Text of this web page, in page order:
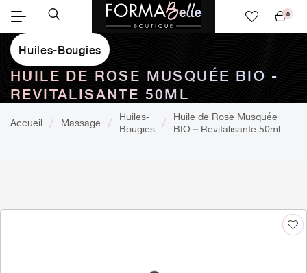
panier
0
Huiles-Bougies
HUILE DE ROSE MUSQUÉE BIO -
REVITALISANTE 50ML
Accueil Massage
Huiles-
Bougies
Huile de Rose Musquée
BIO – Revitalisante 50ml